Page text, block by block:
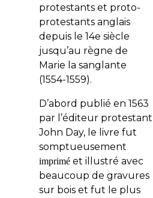
protestants et proto-
protestants anglais
depuis le 14e siècle
jusqu’au règne de
Marie la sanglante
(1554-1559).
D’abord publié en 1563
par l’éditeur protestant
John Day, le livre fut
somptueusement
impriméet illustré avec
beaucoup de gravures
sur bois et fut le plus